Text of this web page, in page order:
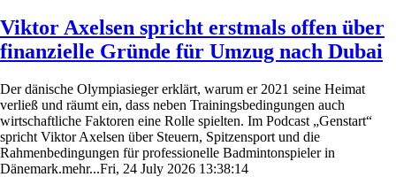
Viktor Axelsen spricht erstmals offen über
finanzielle Gründe für Umzug nach Dubai
Der dänische Olympiasieger erklärt, warum er 2021 seine Heimat
verließ und räumt ein, dass neben Trainingsbedingungen auch
wirtschaftliche Faktoren eine Rolle spielten. Im Podcast „Genstart“
spricht Viktor Axelsen über Steuern, Spitzensport und die
Rahmenbedingungen für professionelle Badmintonspieler in
Dänemark.mehr...Fri, 24 July 2026 13:38:14